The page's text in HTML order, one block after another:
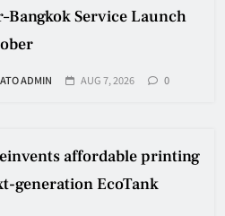
Service Launch
ADMIN AUG 7, 2026 0
affordable printing
generation EcoTank